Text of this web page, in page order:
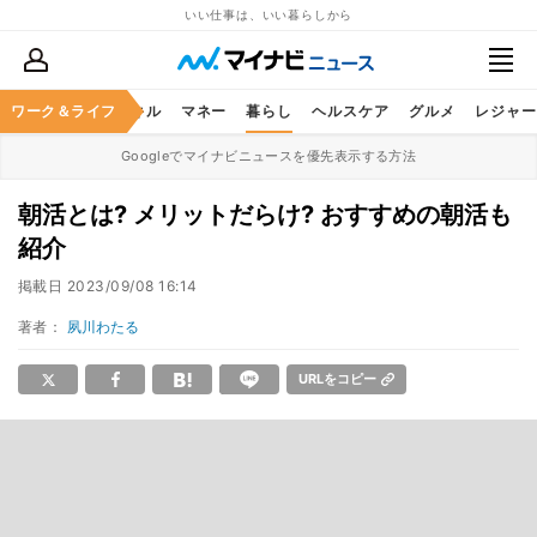
いい仕事は、いい暮らしから
ワーク＆ライフ
ア ビジネススキル マネー 暮らし ヘルスケア グルメ レジャー
Googleでマイナビニュースを優先表示する方法
朝活とは? メリットだらけ? おすすめの朝活も
紹介
掲載日 2023/09/08 16:14
著者： 夙川わたる
URLをコピー